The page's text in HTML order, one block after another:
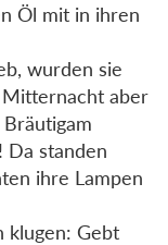
Öl mit in ihren
wurden sie
aber
Da standen
ihre Lampen
klugen: Gebt